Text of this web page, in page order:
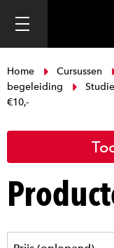
Home Cursussen
begeleiding
€10,-